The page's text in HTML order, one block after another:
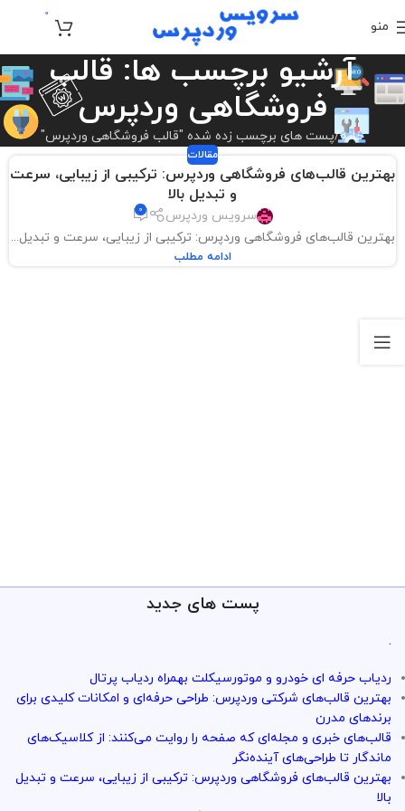
منو
0
آرشیو برچسب ها: قالب
فروشگاهی وردپرس
خانه پست های برچسب زده شده "قالب فروشگاهی وردپرس"
مقالات
بهترین قالب‌های فروشگاهی وردپرس: ترکیبی از زیبایی، سرعت
و تبدیل بالا
سرویس وردپرس 0
بهترین قالب‌های فروشگاهی وردپرس: ترکیبی از زیبایی، سرعت و تبدیل...
ادامه مطلب
پست های جدید
.
ردیاب حرفه ای خودرو و موتورسیکلت بهمراه ردیاب پرتال
بهترین قالب‌های شرکتی وردپرس: طراحی حرفه‌ای و امکانات کلیدی برای
برندهای مدرن
قالب‌های خبری و مجله‌ای که صفحه را روایت می‌کنند: از کلاسیک‌های
ماندگار تا طراحی‌های آینده‌نگر
بهترین قالب‌های فروشگاهی وردپرس: ترکیبی از زیبایی، سرعت و تبدیل
بالا